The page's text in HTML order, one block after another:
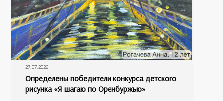
27.07.2026
Определены победители конкурса детского
рисунка «Я шагаю по Оренбуржью»